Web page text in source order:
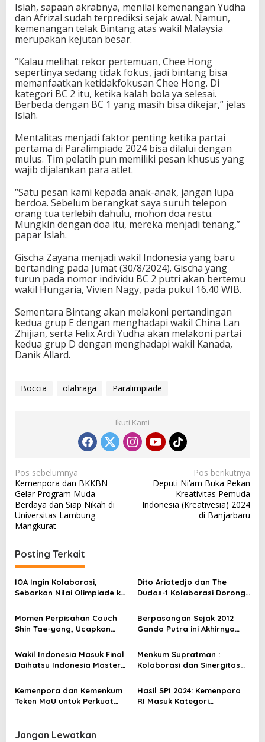
Islah, sapaan akrabnya, menilai kemenangan Yudha
dan Afrizal sudah terprediksi sejak awal. Namun,
kemenangan telak Bintang atas wakil Malaysia
merupakan kejutan besar.
“Kalau melihat rekor pertemuan, Chee Hong
sepertinya sedang tidak fokus, jadi bintang bisa
memanfaatkan ketidakfokusan Chee Hong. Di
kategori BC 2 itu, ketika kalah bola ya selesai.
Berbeda dengan BC 1 yang masih bisa dikejar,” jelas
Islah.
Mentalitas menjadi faktor penting ketika partai
pertama di Paralimpiade 2024 bisa dilalui dengan
mulus. Tim pelatih pun memiliki pesan khusus yang
wajib dijalankan para atlet.
“Satu pesan kami kepada anak-anak, jangan lupa
berdoa. Sebelum berangkat saya suruh telepon
orang tua terlebih dahulu, mohon doa restu.
Mungkin dengan doa itu, mereka menjadi tenang,”
papar Islah.
Gischa Zayana menjadi wakil Indonesia yang baru
bertanding pada Jumat (30/8/2024). Gischa yang
turun pada nomor individu BC 2 putri akan bertemu
wakil Hungaria, Vivien Nagy, pada pukul 16.40 WIB.
Sementara Bintang akan melakoni pertandingan
kedua grup E dengan menghadapi wakil China Lan
Zhijian, serta Felix Ardi Yudha akan melakoni partai
kedua grup D dengan menghadapi wakil Kanada,
Danik Allard.
Boccia olahraga Paralimpiade
Ikuti Kami
N
a
v
i
a
s
i
o
Pos sebelumnya
Kemenpora dan BKKBN
Gelar Program Muda
Berdaya dan Siap Nikah di
Universitas Lambung
Mangkurat
Pos berikutnya
Deputi Ni’am Buka Pekan
Kreativitas Pemuda
Indonesia (Kreativesia) 2024
di Banjarbaru
Posting Terkait
IOA Ingin Kolaborasi,
Sebarkan Nilai Olimpiade ke
Dito Ariotedjo dan The
Dudas-1 Kolaborasi Dorong
Momen Perpisahan Couch
Shin Tae-yong, Ucapkan
Indonesia
Berpasangan Sejak 2012
Ganda Putra ini Akhirnya
Wakil Indonesia Masuk Final
Daihatsu Indonesia Masters
Dukungan
Menkum Supratman :
Kolaborasi dan Sinergitas
Meningkatkan Prestasi
Olahraga
Kemenpora dan Kemenkum
Teken MoU untuk Perkuat
Hasil SPI 2024: Kemenpora
RI Masuk Kategori
Jangan Lewatkan